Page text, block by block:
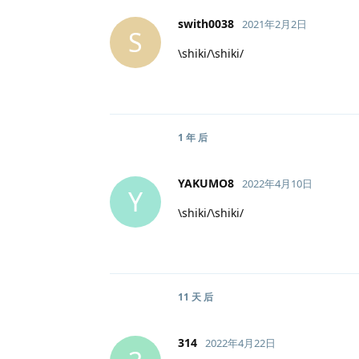
S
swith0038 2021年2月2日
\shiki/\shiki/
1 年 后
Y
YAKUMO8 2022年4月10日
\shiki/\shiki/
11 天 后
314 2022年4月22日